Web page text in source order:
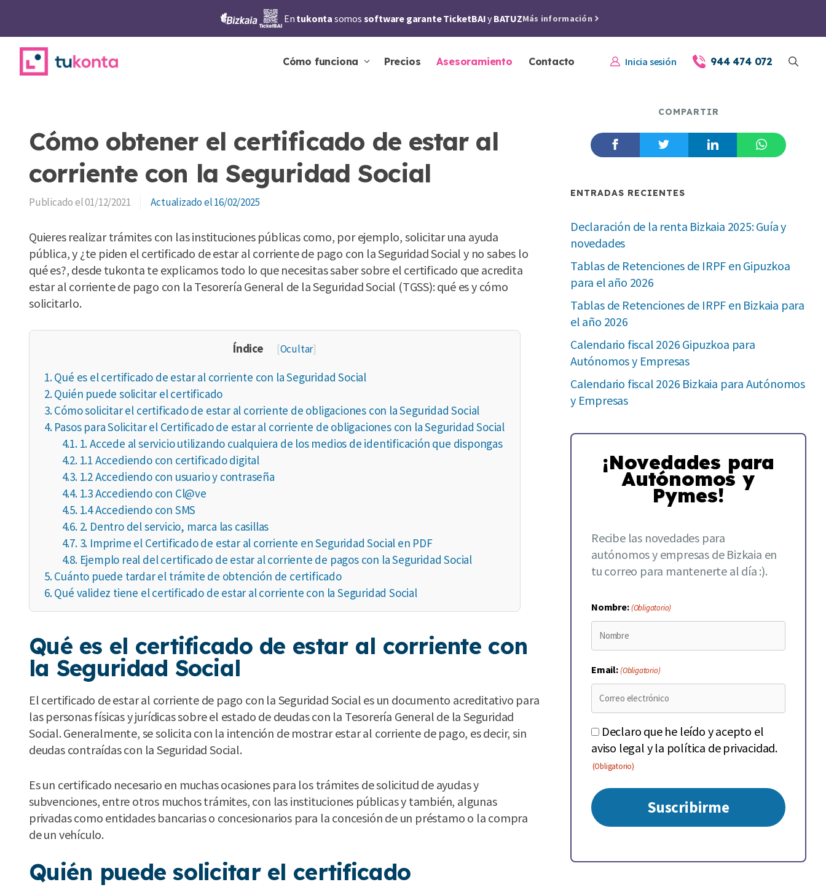
contenido
En tukonta somos software garante TicketBAIy BATUZMás información
Cómo funciona Precios Asesoramiento Contacto Inicia sesión 944 474 072
Cómo obtener el certificado de estar al
corriente con la Seguridad Social
16/02/2025
01/12/2021
Quieres realizar trámites con las instituciones públicas como, por ejemplo, solicitar una ayuda
pública, y ¿te piden el certificado de estar al corriente de pago con la Seguridad Social y no sabes lo
qué es?, desde tukonta te explicamos todo lo que necesitas saber sobre el certificado que acredita
estar al corriente de pago con la Tesorería General de la Seguridad Social (TGSS): qué es y cómo
solicitarlo.
Índice [Ocultar]
1.Qué es el certificado de estar al corriente con la Seguridad Social
2.Quién puede solicitar el certificado
3.Cómo solicitar el certificado de estar al corriente de obligaciones con la Seguridad Social
4.Pasos para Solicitar el Certificado de estar al corriente de obligaciones con la Seguridad Social
4.1.1. Accede al servicio utilizando cualquiera de los medios de identificación que dispongas
4.2.1.1 Accediendo con certificado digital
4.3.1.2 Accediendo con usuario y contraseña
4.4.1.3 Accediendo con Cl@ve
4.5.1.4 Accediendo con SMS
4.6.2. Dentro del servicio, marca las casillas
4.7.3. Imprime el Certificado de estar al corriente en Seguridad Social en PDF
4.8.Ejemplo real del certificado de estar al corriente de pagos con la Seguridad Social
5.Cuánto puede tardar el trámite de obtención de certificado
6.Qué validez tiene el certificado de estar al corriente con la Seguridad Social
Qué es el certificado de estar al corriente con
la Seguridad Social
El certificado de estar al corriente de pago con la Seguridad Social es un documento acreditativo para
las personas físicas y jurídicas sobre el estado de deudas con la Tesorería General de la Seguridad
Social. Generalmente, se solicita con la intención de mostrar estar al corriente de pago, es decir, sin
deudas contraídas con la Seguridad Social.
Es un certificado necesario en muchas ocasiones para los trámites de solicitud de ayudas y
subvenciones, entre otros muchos trámites, con las instituciones públicas y también, algunas
privadas como entidades bancarias o concesionarios para la concesión de un préstamo o la compra
de un vehículo.
Quién puede solicitar el certificado
COMPARTIR
ENTRADAS RECIENTES
Declaración de la renta Bizkaia 2025: Guía y
novedades
Tablas de Retenciones de IRPF en Gipuzkoa
para el año 2026
Tablas de Retenciones de IRPF en Bizkaia para
el año 2026
Calendario fiscal 2026 Gipuzkoa para
Autónomos y Empresas
Calendario fiscal 2026 Bizkaia para Autónomos
y Empresas
¡Novedades para
Autónomos y
Pymes!
Recibe las novedades para
autónomos y empresas de Bizkaia en
tu correo para mantenerte al día :).
Nombre:(Obligatorio)
Email:(Obligatorio)
Consentimiento
(Obligatorio)
Declaro que he leído y acepto el
aviso legal y la política de privacidad.
(Obligatorio)